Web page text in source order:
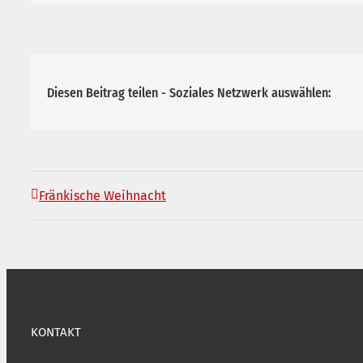
Diesen Beitrag teilen - Soziales Netzwerk auswählen:
Fränkische Weihnacht
KONTAKT